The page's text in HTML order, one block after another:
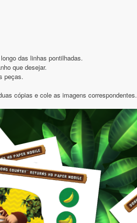
das linhas pontilhadas.
que desejar.
peças.
cópias e cole as imagens correspondentes.